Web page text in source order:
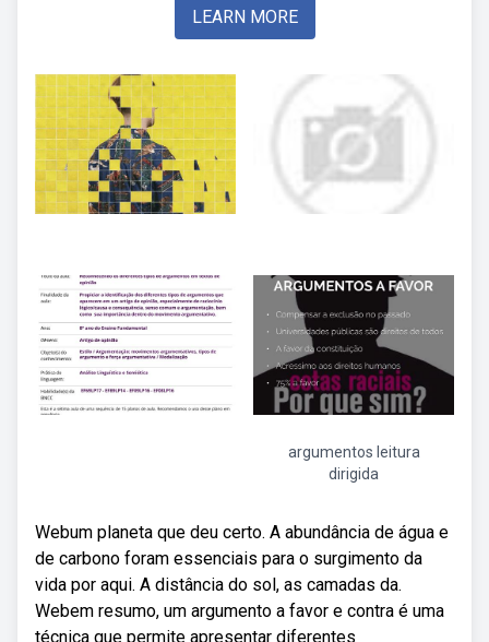
LEARN MORE
argumentos leitura
dirigida
Webum planeta que deu certo. A abundância de água e
de carbono foram essenciais para o surgimento da
vida por aqui. A distância do sol, as camadas da.
Webem resumo, um argumento a favor e contra é uma
técnica que permite apresentar diferentes